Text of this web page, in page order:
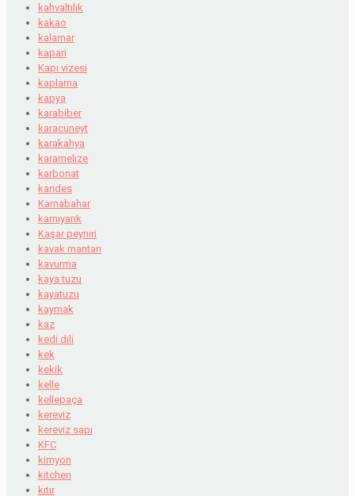
kahvaltılık
kakao
kalamar
kapari
Kapı vizesi
kaplama
kapya
karabiber
karacuneyt
karakahya
karamelize
karbonat
karides
Karnabahar
karnıyarık
Kaşar peyniri
kavak mantarı
kavurma
kaya tuzu
kayatuzu
kaymak
kaz
kedi dili
kek
kekik
kelle
kellepaça
kereviz
kereviz sapı
KFC
kimyon
kitchen
kıtır